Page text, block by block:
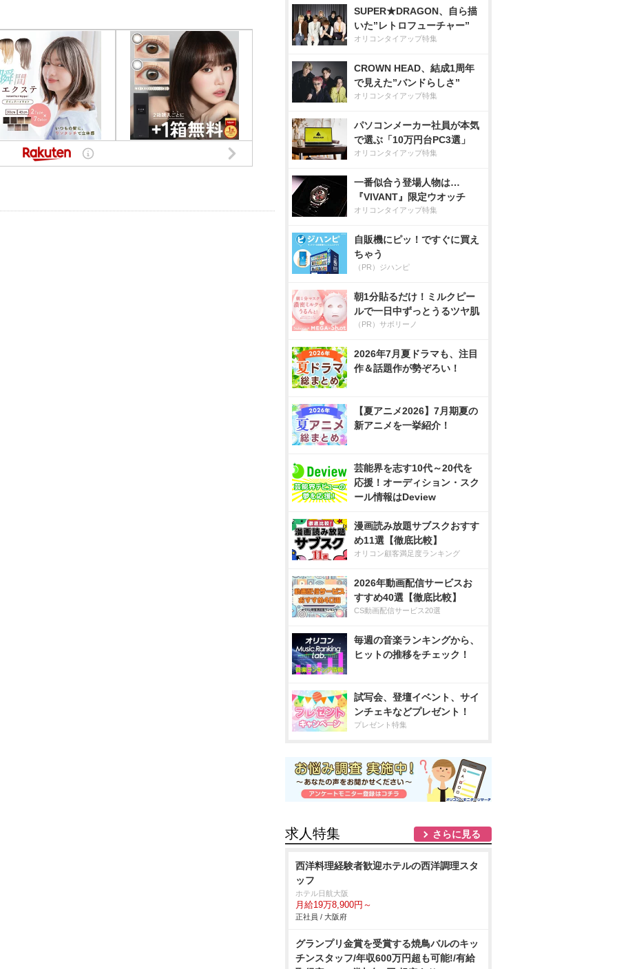
SUPER★DRAGON、自ら描
いた”レトロフューチャー”
オリコンタイアップ特集
CROWN HEAD、結成1周年
で見えた”バンドらしさ”
オリコンタイアップ特集
パソコンメーカー社員が本気
で選ぶ「10万円台PC3選」
オリコンタイアップ特集
一番似合う登場人物は…
『VIVANT』限定ウオッチ
オリコンタイアップ特集
自販機にピッ！ですぐに買え
ちゃう
（PR）ジハンピ
朝1分貼るだけ！ミルクピー
ルで一日中ずっとうるツヤ肌
（PR）サボリーノ
2026年7月夏ドラマも、注目
作＆話題作が勢ぞろい！
【夏アニメ2026】7月期夏の
新アニメを一挙紹介！
芸能界を志す10代～20代を
応援！オーディション・スク
ール情報はDeview
漫画読み放題サブスクおすす
め11選【徹底比較】
オリコン顧客満足度ランキング
2026年動画配信サービスお
すすめ40選【徹底比較】
CS動画配信サービス20選
毎週の音楽ランキングから、
ヒットの推移をチェック！
試写会、登壇イベント、サイ
ンチェキなどプレゼント！
プレゼント特集
求人特集 さらに見る
西洋料理経験者歓迎ホテルの西洋調理スタ
ッフ
ホテル日航大阪
月給19万8,900円～
正社員 / 大阪府
グランプリ金賞を受賞する焼鳥バルのキッ
チンスタッフ/年収600万円超も可能!/有給